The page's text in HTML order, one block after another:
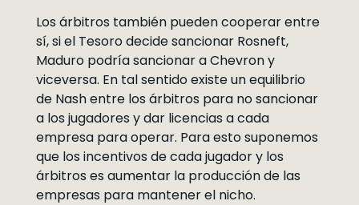
Los árbitros también pueden cooperar entre
sí, si el Tesoro decide sancionar Rosneft,
Maduro podría sancionar a Chevron y
viceversa. En tal sentido existe un equilibrio
de Nash entre los árbitros para no sancionar
a los jugadores y dar licencias a cada
empresa para operar. Para esto suponemos
que los incentivos de cada jugador y los
árbitros es aumentar la producción de las
empresas para mantener el nicho.